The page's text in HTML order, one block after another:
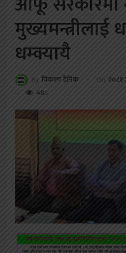
मुख्यमन्त्रीलाई
धम्क्यायै
By विकल्प दैनिक On २०८१
481